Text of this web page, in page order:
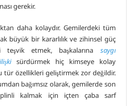
gerekir.
daha kolaydır. Gemilerdeki tüm
büyük bir kararlılık ve zihinsel güç
teşvik etmek, başkalarına saygı
sürdürmek hiç kimseye kolay
tür özellikleri geliştirmek zor değildir.
bağımsız olarak, gemilerde son
kalmak için içten çaba sarf